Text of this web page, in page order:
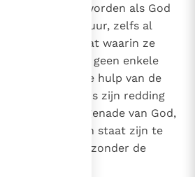
gered kan worden als God
menselijke natuur, zelfs al
staat waarin ze
zou zichzelf op geen enkele
zonder de hulp van de
de mens zijn redding
zonder de genade van God,
is, hoe zal hij in staat zijn te
verloren heeft zonder de